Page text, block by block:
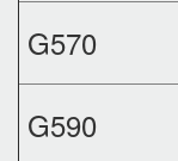
G570
G590